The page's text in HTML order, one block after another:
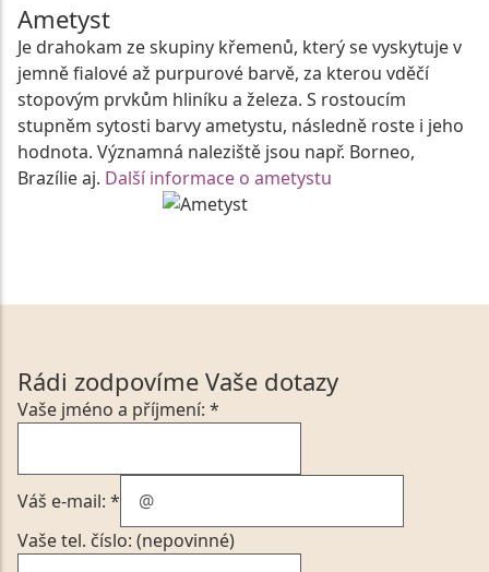
Ametyst
Je drahokam ze skupiny křemenů, který se vyskytuje v
jemně fialové až purpurové barvě, za kterou vděčí
stopovým prvkům hliníku a železa. S rostoucím
stupněm sytosti barvy ametystu, následně roste i jeho
hodnota. Významná naleziště jsou např. Borneo,
Brazílie aj. Další informace o ametystu
Rádi zodpovíme Vaše dotazy
Vaše jméno a příjmení: *
Váš e-mail: *
Vaše tel. číslo: (nepovinné)